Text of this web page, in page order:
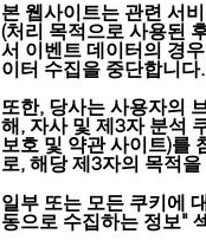
동영상 보기
지금껏 본 적 없는
알렉산더 린츠
본 웹사이트는 관련 서
(처리 목적으로 사용된
서 이벤트 데이터의 경
이터 수집을 중단합니다.
또한, 당사는 사용자의
해, 자사 및 제3자 분석
보호 및 약관 사이트)를
로, 해당 제3자의 목적
일부 또는 모든 쿠키에
동으로 수집하는 정보"